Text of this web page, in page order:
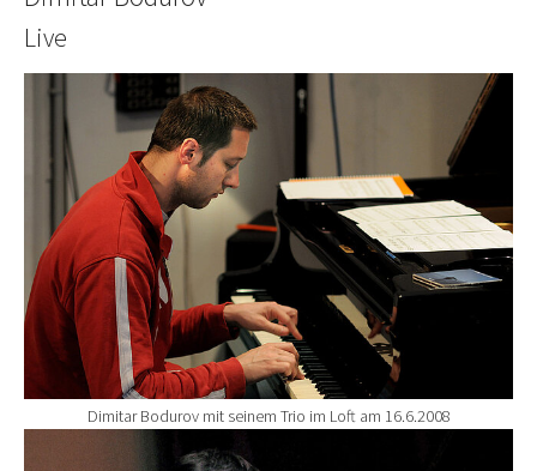
Live
Show larger version for:
Dimitar Bodurov mit seinem Trio im Loft am 16.6.2008
Show larger version for: